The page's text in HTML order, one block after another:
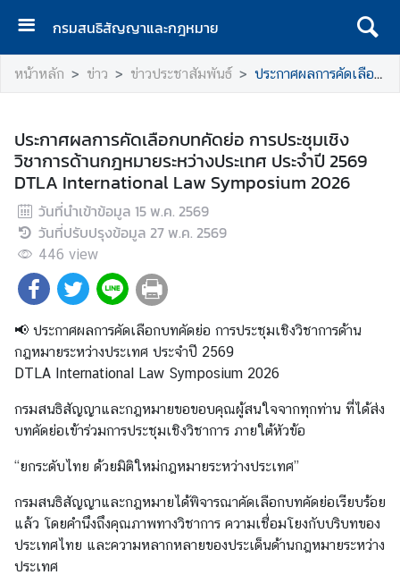
กรมสนธิสัญญาและกฎหมาย
ห
น้
เ
ร
ก
เ
กี่
ว
บ
ก
ร
น
ธิ
สั
ญ
ญ
หน้าหลัก ข่าว ข่าวประชาสัมพันธ์ ประกาศผลการคัดเลือกบทคัดย่อ การประชุมเชิงวิชาการด้านกฎหมายระหว่างประเทศ ประจำปี 2569 DTLA International Law Symposium 2026
ประกาศผลการคัดเลือกบทคัดย่อ การประชุมเชิง
วิชาการด้านกฎหมายระหว่างประเทศ ประจำปี 2569
DTLA International Law Symposium 2026
วันที่นำเข้าข้อมูล 15 พ.ค. 2569
วันที่ปรับปรุงข้อมูล 27 พ.ค. 2569
446 view
📢 ประกาศผลการคัดเลือกบทคัดย่อ การประชุมเชิงวิชาการด้าน
กฎหมายระหว่างประเทศ ประจำปี 2569
DTLA International Law Symposium 2026
กรมสนธิสัญญาและกฎหมายขอขอบคุณผู้สนใจจากทุกท่าน ที่ได้ส่ง
บทคัดย่อเข้าร่วมการประชุมเชิงวิชาการ ภายใต้หัวข้อ
“ยกระดับไทย ด้วยมิติใหม่กฎหมายระหว่างประเทศ”
กรมสนธิสัญญาและกฎหมายได้พิจารณาคัดเลือกบทคัดย่อเรียบร้อย
แล้ว โดยคำนึงถึงคุณภาพทางวิชาการ ความเชื่อมโยงกับบริบทของ
ประเทศไทย และความหลากหลายของประเด็นด้านกฎหมายระหว่าง
ประเทศ